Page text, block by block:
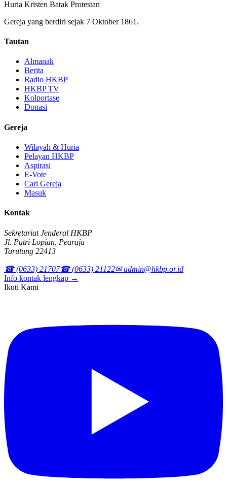
Huria Kristen Batak Protestan
Gereja yang berdiri sejak 7 Oktober 1861.
Tautan
Almanak
Berita
Radio HKBP
HKBP TV
Kolportase
Donasi
Gereja
Wilayah & Huria
Pelayan HKBP
Aspirasi
E-Vote
Cari Gereja
Masuk
Kontak
Sekretariat Jenderal HKBP
Jl. Putri Lopian, Pearaja
Tarutung 22413
☎ (0633) 21707☎ (0633) 21122✉ admin@hkbp.or.id
Info kontak lengkap →
Ikuti Kami